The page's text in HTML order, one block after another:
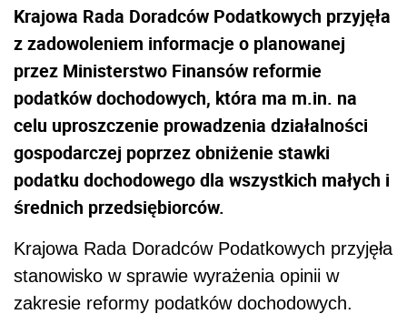
Krajowa Rada Doradców Podatkowych przyjęła
z zadowoleniem informacje o planowanej
przez Ministerstwo Finansów reformie
podatków dochodowych, która ma m.in. na
celu uproszczenie prowadzenia działalności
gospodarczej poprzez obniżenie stawki
podatku dochodowego dla wszystkich małych i
średnich przedsiębiorców.
Krajowa Rada Doradców Podatkowych przyjęła
stanowisko w sprawie wyrażenia opinii w
zakresie reformy podatków dochodowych.